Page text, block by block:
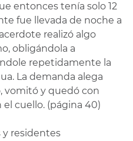
entonces tenía solo 12
fue llevada de noche a
realizó algo
obligándola a
repetidamente la
La demanda alega
vomitó y quedó con
cuello. (página 40)
residentes